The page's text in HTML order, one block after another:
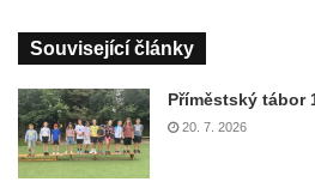
Související články
Příměstský tábor
20. 7. 2026